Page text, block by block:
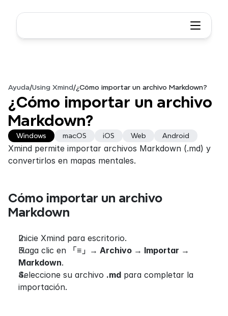
Ayuda/Using Xmind /¿Cómo importar un archivo Markdown?
¿Cómo importar un archivo
Markdown?
Windows macOS iOS Web Android
Xmind permite importar archivos Markdown (.md) y
convertirlos en mapas mentales.
Cómo importar un archivo
Markdown
Inicie Xmind para escritorio.
Haga clic en
「≡」 → Archivo → Importar →
Markdown.
Seleccione su archivo .md para completar la
importación.